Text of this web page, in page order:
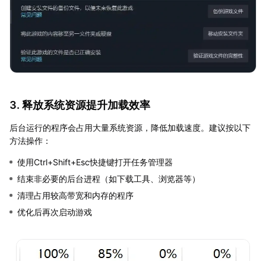
3. 释放系统资源提升加载效率
后台运行的程序会占用大量系统资源，降低加载速度。建议按以下
方法操作：
使用Ctrl+Shift+Esc快捷键打开任务管理器
结束非必要的后台进程（如下载工具、浏览器等）
清理占用较高带宽和内存的程序
优化后再次启动游戏